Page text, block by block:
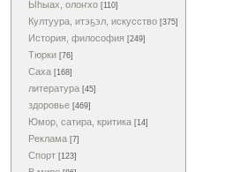
Ыһыах, олоҥхо [110]
Култуура, итэҕэл, искусство [375]
История, философия [249]
Тюрки [76]
Саха [168]
литература [45]
здоровье [469]
Юмор, сатира, критика [14]
Реклама [7]
Спорт [123]